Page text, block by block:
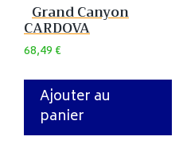
Grand Canyon
CARDOVA
68,49€
Ajouter au
panier